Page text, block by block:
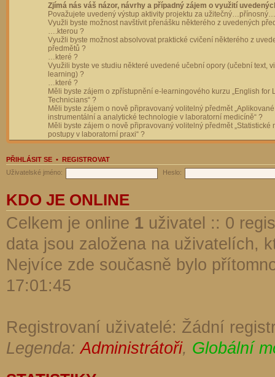
Zjímá nás váš názor, návrhy a případný zájem o využití
Považujete uvedený výstup aktivity projektu za
Využli byste možnost navštívit přenášku některého z uvedených
….kterou ?
Využli byste možnost absolvovat praktické cvičení některého z
předmětů ?
…které ?
Využili byste ve studiu některé uvedené učební opory (učební text,
learning) ?
…které ?
Měli byste zájem o zpřístupnění e-learningového kurzu „English for
Technicians“ ?
Měli byste zájem o nově připravovaný volitelný předmět „Aplikované
instrumentální a analytické technologie v laboratorní medicíně“ ?
Měli byste zájem o nově připravovaný volitelný předmět „Statistické
postupy v laboratorní praxi“ ?
PŘIHLÁSIT SE • REGISTROVAT
Uživatelské jméno:
Heslo:
KDO JE ONLINE
Celkem je online 1 uživatel :: 0
data jsou založena na uživatelích,
Nejvíce zde současně bylo
17:01:45
Registrovaní uživatelé: Žádní
Legenda:Administrátoři, Globální